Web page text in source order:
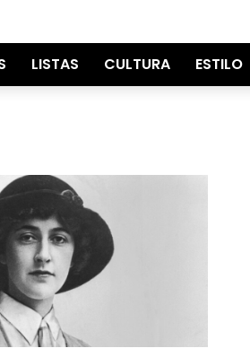
LISTAS CULTURA ESTILO